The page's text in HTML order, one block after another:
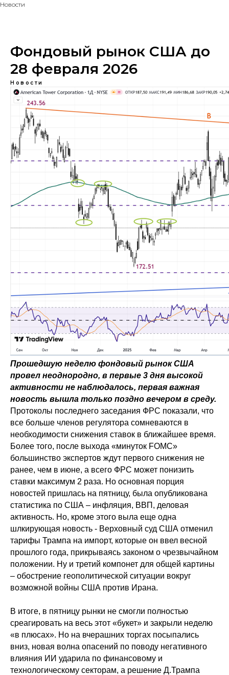
Новости
Фондовый рынок США до
28 февраля 2026
Новости
Прошедшую неделю фондовый рынок США
провел неоднородно, в первые 3 дня высокой
активности не наблюдалось, первая важная
новость вышла только поздно вечером в среду.
Протоколы последнего заседания ФРС показали, что
все больше членов регулятора сомневаются в
необходимости снижения ставок в ближайшее время.
Более того, после выхода «минуток FOMC»
большинство экспертов ждут первого снижения не
ранее, чем в июне, а всего ФРС может понизить
ставки максимум 2 раза. Но основная порция
новостей пришлась на пятницу, была опубликована
статистика по США – инфляция, ВВП, деловая
активность. Но, кроме этого выла еще одна
шлкирующая новость - Верховный суд США отменил
тарифы Трампа на импорт, которые он ввел весной
прошлого года, прикрываясь законом о чрезвычайном
положении. Ну и третий компонет для общей картины
– обострение геополитической ситуации вокруг
возможной войны США против Ирана.
В итоге, в пятницу рынки не смогли полностью
среагировать на весь этот «букет» и закрыли неделю
«в плюсах». Но на вчерашних торгах посыпались
вниз, новая волна опасений по поводу негативного
влияния ИИ ударила по финансовому и
технологическому секторам, а решение Д.Трампа